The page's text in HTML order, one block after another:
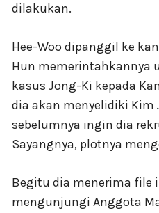
dilakukan.
Hee-Woo dipanggil ke
Hun memerintahkannya
kasus Jong-Ki kepada
dia akan menyelidiki Kim
sebelumnya ingin dia
Sayangnya, plotnya
Begitu dia menerima file
mengunjungi Anggota